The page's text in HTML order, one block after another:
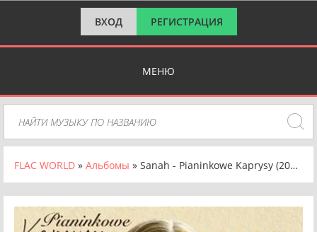
ВХОД РЕГИСТРАЦИЯ
МЕНЮ
FLAC WORLD » Альбомы » Sanah - Pianinkowe Kaprysy (2024) FLAC